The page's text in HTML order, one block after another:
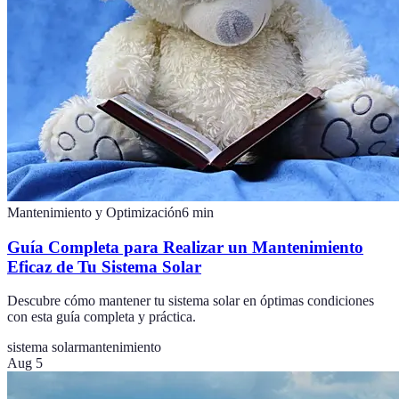
Mantenimiento y Optimización6 min
Guía Completa para Realizar un Mantenimiento
Eficaz de Tu Sistema Solar
Descubre cómo mantener tu sistema solar en óptimas condiciones
con esta guía completa y práctica.
sistema solarmantenimiento
Aug 5